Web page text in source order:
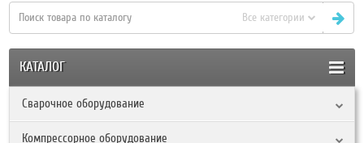
Все категории
КАТАЛОГ
Сварочное оборудование
Компрессорное оборудование